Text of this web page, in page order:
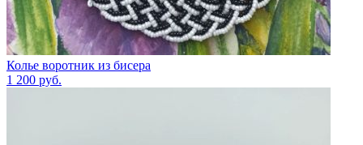
Колье воротник из бисера
1 200 руб.